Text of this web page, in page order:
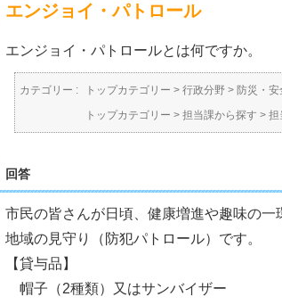
エンジョイ・パトロール
エンジョイ・パトロールとは何ですか。
カテゴリー : トップカテゴリー > 行政分野 > 防災・安
トップカテゴリー > 担当課から探す > 担
回答
市民の皆さんが日頃、健康増進や趣味の
地域の見守り（防犯パトロール）です。
【貸与品】
帽子（2種類）又はサンバイザー